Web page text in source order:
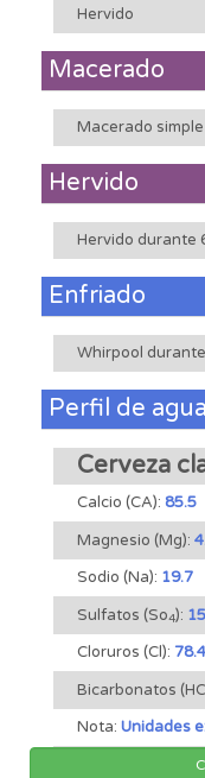
Hervido
Macerado
Macerado simple
Hervido
Hervido durante
Enfriado
Whirpool
Perfil de
Cerveza
Calcio (CA): 85.5
Magnesio (Mg):
Sodio (Na): 19.7
Sulfatos (So4):
Cloruros (Cl): 78.4
Bicarbonatos
Nota: Unidades